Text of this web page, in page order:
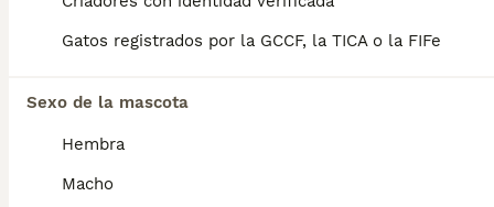
Gatos registrados por la GCCF, la TICA o la FIFe
Sexo de la mascota
Hembra
Macho
El coste de adquisición de esta raza puede
reputación del criador y la ubicación
geográfica. Es fundamental acudir a
criadores responsables que garanticen la
Informarse bien y comparar opciones antes